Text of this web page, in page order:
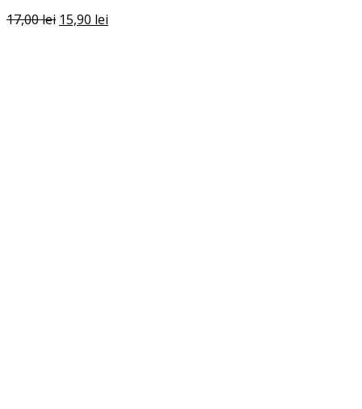
17,00lei Prețul
15,90 lei